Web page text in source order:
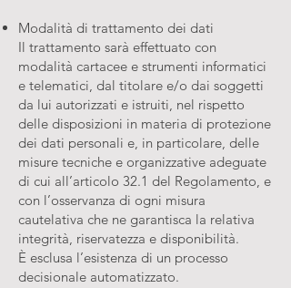
Modalità di trattamento dei dati
Il trattamento sarà effettuato con
modalità cartacee e strumenti informatici
e telematici, dal titolare e/o dai soggetti
da lui autorizzati e istruiti, nel rispetto
delle disposizioni in materia di protezione
dei dati personali e, in particolare, delle
misure tecniche e organizzative adeguate
di cui all’articolo 32.1 del Regolamento, e
con l’osservanza di ogni misura
cautelativa che ne garantisca la relativa
integrità, riservatezza e disponibilità.
È esclusa l’esistenza di un processo
decisionale automatizzato.